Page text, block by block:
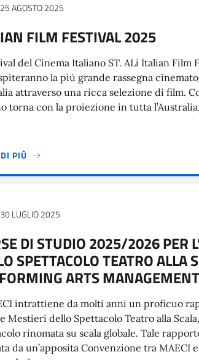
25 AGOSTO 2025
FILM FESTIVAL 2025
del Cinema Italiano ST. ALi Italian Film
la più grande rassegna
attraverso una ricca selezione di film.
torna con la proiezione in tutta
PIÙ
30 LUGLIO 2025
DI STUDIO 2025/2026 PER
SPETTACOLO TEATRO ALLA
ARTS MANAGEMENT
intrattiene da molti anni un proficuo
e Mestieri dello Spettacolo Teatro alla
rinomata su scala globale. Tale
da un’apposita Convenzione tra